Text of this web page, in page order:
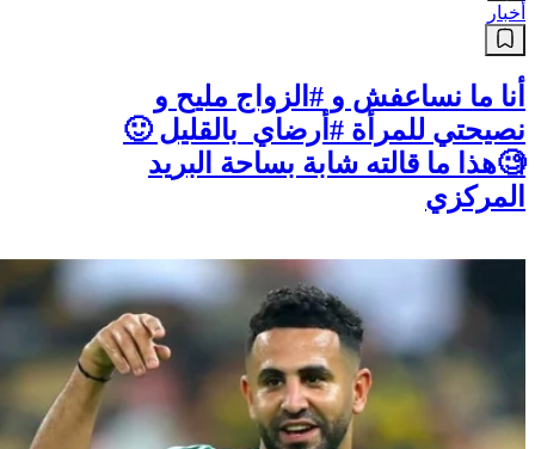
أخبار
أنا ما نساعفش و #الزواج مليح و
نصيحتي للمرأة #أرضاي_بالقليل 🙂
🧐هذا ما قالته شابة بساحة البريد
المركزي